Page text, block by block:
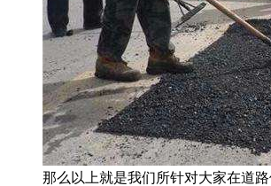
那么以上就是我们所针对大家在道